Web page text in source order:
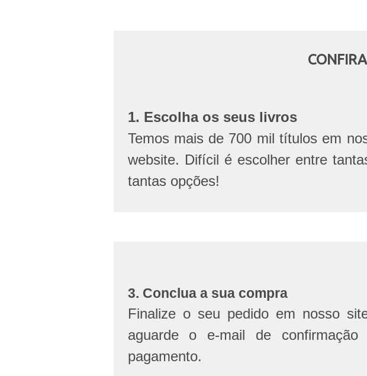
1. Escolha os seus livros
Temos mais de 700 mil títulos em
website. Difícil é escolher entre
tantas opções!
3. Conclua a sua compra
Finalize o seu pedido em nosso
aguarde o e-mail de confirmação
pagamento.